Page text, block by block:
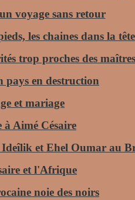
voyage sans retour
les chaines dans la tête
trop proches des
pays en destruction
et mariage
à Aimé Césaire
Ideîlik et Ehel Oumar au
et l'Afrique
noie des noirs